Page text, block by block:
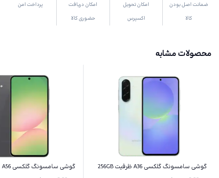
ضمانت اصل بودن
کالا
امکان تحویل
اکسپرس
امکان دریافت
حضوری کالا
پرداخت امن
محصولات مشابه
گوشی سامسونگ گلکسی A36 ظرفیت 256GB